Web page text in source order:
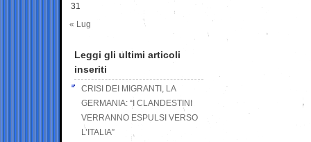
31
« Lug
Leggi gli ultimi articoli
inseriti
CRISI DEI MIGRANTI, LA
GERMANIA: “I CLANDESTINI
VERRANNO ESPULSI VERSO
L’ITALIA”